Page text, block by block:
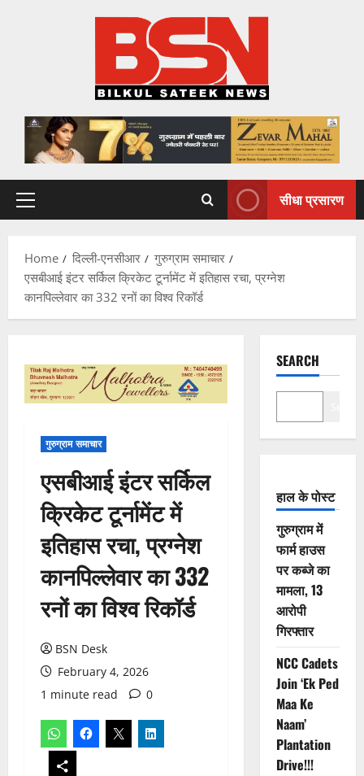
Primary
सीधा प्रसारण
Home दिल्ली-एनसीआर
गुरुग्राम समाचार
एसबीआई इंटर सर्किल क्रिकेट टूर्नामेंट में इतिहास रचा, प्रग्नेश
कानपिल्लेवार का 332 रनों का विश्व रिकॉर्ड
गुरुग्राम समाचार
एसबीआई इंटर सर्किल
क्रिकेट टूर्नामेंट में
इतिहास रचा, प्रग्नेश
कानपिल्लेवार का 332
रनों का विश्व रिकॉर्ड
BSN Desk
February 4, 2026
1 minute read
0
SEARCH
हाल के पोस्ट
गुरुग्राम में
फार्म हाउस
पर कब्जे का
मामला, 13
आरोपी
गिरफ्तार
NCC Cadets
Join ‘Ek Ped
Maa Ke
Naam’
Plantation
Drive!!!